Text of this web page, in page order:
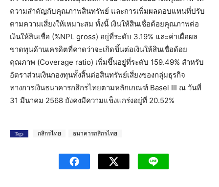
ความสำคัญกับคุณภาพสินทรัพย์ และการเพิ่มผลตอบแทนที่ปรับ
ตามความเสี่ยงให้เหมาะสม ทั้งนี้ เงินให้สินเชื่อด้อยคุณภาพต่อ
เงินให้สินเชื่อ (%NPL gross) อยู่ที่ระดับ 3.19% และค่าเผื่อผล
ขาดทุนด้านเครดิตที่คาดว่าจะเกิดขึ้นต่อเงินให้สินเชื่อด้อย
คุณภาพ (Coverage ratio) เพิ่มขึ้นอยู่ที่ระดับ 159.49% สำหรับ
อัตราส่วนเงินกองทุนทั้งสิ้นต่อสินทรัพย์เสี่ยงของกลุ่มธุรกิจ
ทางการเงินธนาคารกสิกรไทยตามหลักเกณฑ์ Basel III ณ วันที่
31 มีนาคม 2568 ยังคงมีความแข็งแกร่งอยู่ที่ 20.52%
Tags กสิกรไทย ธนาคารกสิกรไทย